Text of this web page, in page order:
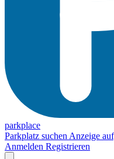
parkplace
Parkplatz suchen Anzeige
Anmelden Registrieren